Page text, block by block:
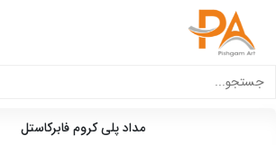
برای:
دکمه جستجو
مداد پلی کروم فابرکاستل